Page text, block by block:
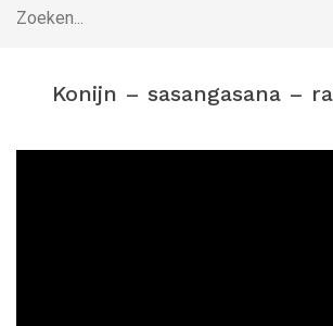
Konijn – sasangasana –